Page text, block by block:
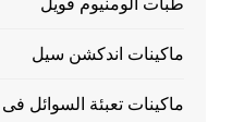
ماكينات اندكشن سيل
ماكينات تعبئة السوائل